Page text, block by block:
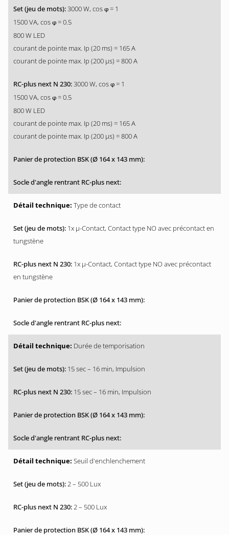
3000 W, cos φ = 1
1500 VA, cos φ = 0.5
800 W LED
courant de pointe max. Ip (20 ms) = 165 A
courant de pointe max. Ip (200 µs) = 800 A
3000 W, cos φ = 1
1500 VA, cos φ = 0.5
800 W LED
courant de pointe max. Ip (20 ms) = 165 A
courant de pointe max. Ip (200 µs) = 800 A
Type de contact
1x µ-Contact, Contact type NO avec précontact en
tungstène
1x µ-Contact, Contact type NO avec précontact
en tungstène
Durée de temporisation
15 sec – 16 min, Impulsion
15 sec – 16 min, Impulsion
Seuil d'enchlenchement
2 – 500 Lux
2 – 500 Lux